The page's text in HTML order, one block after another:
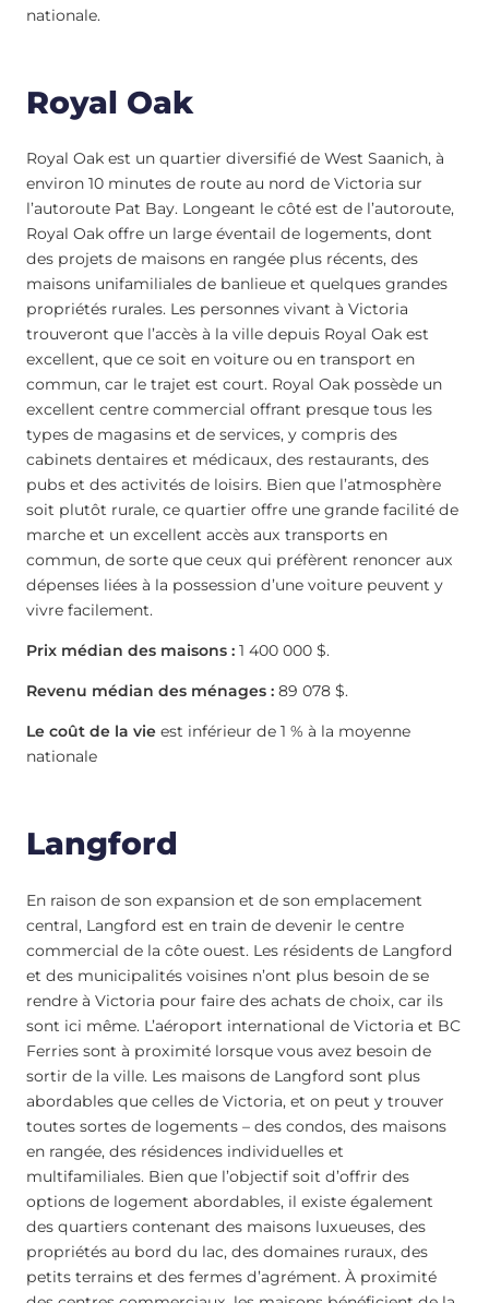
nationale.
Royal Oak
Royal Oak est un quartier diversifié de West Saanich, à
environ 10 minutes de route au nord de Victoria sur
l’autoroute Pat Bay. Longeant le côté est de l’autoroute,
Royal Oak offre un large éventail de logements, dont
des projets de maisons en rangée plus récents, des
maisons unifamiliales de banlieue et quelques grandes
propriétés rurales. Les personnes vivant à Victoria
trouveront que l’accès à la ville depuis Royal Oak est
excellent, que ce soit en voiture ou en transport en
commun, car le trajet est court. Royal Oak possède un
excellent centre commercial offrant presque tous les
types de magasins et de services, y compris des
cabinets dentaires et médicaux, des restaurants, des
pubs et des activités de loisirs. Bien que l’atmosphère
soit plutôt rurale, ce quartier offre une grande facilité de
marche et un excellent accès aux transports en
commun, de sorte que ceux qui préfèrent renoncer aux
dépenses liées à la possession d’une voiture peuvent y
vivre facilement.
Prix médian des maisons : 1 400 000 $.
Revenu médian des ménages : 89 078 $.
Le coût de la vie est inférieur de 1 % à la moyenne
nationale
Langford
En raison de son expansion et de son emplacement
central, Langford est en train de devenir le centre
commercial de la côte ouest. Les résidents de Langford
et des municipalités voisines n’ont plus besoin de se
rendre à Victoria pour faire des achats de choix, car ils
sont ici même. L’aéroport international de Victoria et BC
Ferries sont à proximité lorsque vous avez besoin de
sortir de la ville. Les maisons de Langford sont plus
abordables que celles de Victoria, et on peut y trouver
toutes sortes de logements – des condos, des maisons
en rangée, des résidences individuelles et
multifamiliales. Bien que l’objectif soit d’offrir des
options de logement abordables, il existe également
des quartiers contenant des maisons luxueuses, des
propriétés au bord du lac, des domaines ruraux, des
petits terrains et des fermes d’agrément. À proximité